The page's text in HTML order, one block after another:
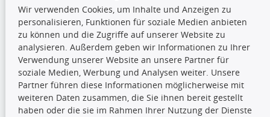
TecDoc Inside
Die hier angezeigten Daten insbesondere die gesamte Datenbank dürfen
nicht kopiert werden.
Wir verwenden Cookies, um Inhalte und Anzeigen zu
personalisieren, Funktionen für soziale Medien anbieten
zu können und die Zugriffe auf unserer Website zu
analysieren. Außerdem geben wir Informationen zu Ihrer
Verwendung unserer Website an unsere Partner für
soziale Medien, Werbung und Analysen weiter. Unsere
Partner führen diese Informationen möglicherweise mit
weiteren Daten zusammen, die Sie ihnen bereit gestellt
haben oder die sie im Rahmen Ihrer Nutzung der Dienste